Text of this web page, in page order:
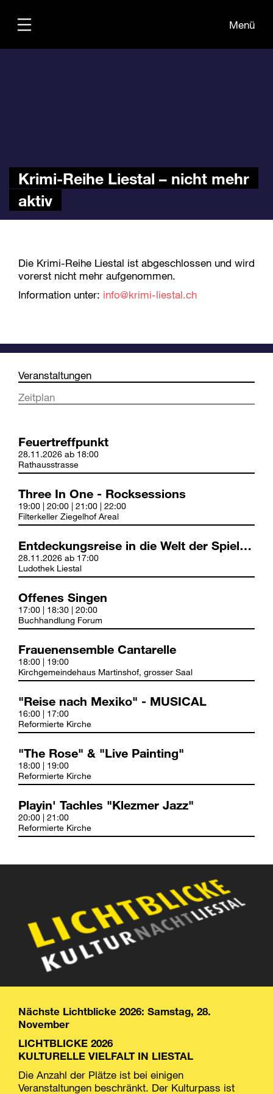
Menü
Krimi-Reihe Liestal – nicht mehr
aktiv
Die Krimi-Reihe Liestal ist abgeschlossen und wird
vorerst nicht mehr aufgenommen.
Information unter: info@krimi-liestal.ch
Veranstaltungen
Zeitplan
Feuertreffpunkt
28.11.2026 ab 18:00
Rathausstrasse
Three In One - Rocksessions
19:00 | 20:00 | 21:00 | 22:00
Filterkeller Ziegelhof Areal
Entdeckungsreise in die Welt der Spiele und Rätsel
28.11.2026 ab 17:00
Ludothek Liestal
Offenes Singen
17:00 | 18:30 | 20:00
Buchhandlung Forum
Frauenensemble Cantarelle
18:00 | 19:00
Kirchgemeindehaus Martinshof, grosser Saal
"Reise nach Mexiko" - MUSICAL
16:00 | 17:00
Reformierte Kirche
"The Rose" & "Live Painting"
18:00 | 19:00
Reformierte Kirche
Playin' Tachles "Klezmer Jazz"
20:00 | 21:00
Reformierte Kirche
Nächste Lichtblicke 2026: Samstag, 28.
November
LICHTBLICKE 2026
KULTURELLE VIELFALT IN LIESTAL
Die Anzahl der Plätze ist bei einigen
Veranstaltungen beschränkt. Der Kulturpass ist